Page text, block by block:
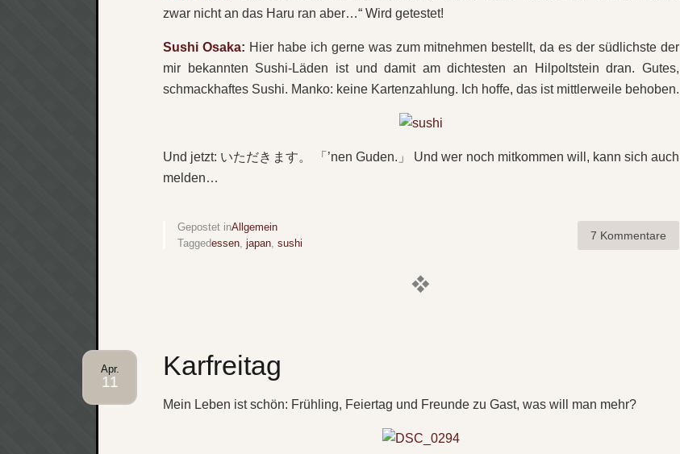
zwar nicht an das Haru ran aber…“ Wird getestet!
Sushi Osaka: Hier habe ich gerne was zum mitnehmen bestellt, da es der südlichste der
mir bekannten Sushi-Läden ist und damit am dichtesten an Hilpoltstein dran. Gutes,
schmackhaftes Sushi. Manko: keine Kartenzahlung. Ich hoffe, das ist mittlerweile behoben.
Und jetzt: いただきます。 「’nen Guden.」 Und wer noch mitkommen will, kann sich auch
melden…
7 Kommentare
Gepostet inAllgemein
Taggedessen japan sushi
Karfreitag
Apr.
11
Mein Leben ist schön: Frühling, Feiertag und Freunde zu Gast, was will man mehr?